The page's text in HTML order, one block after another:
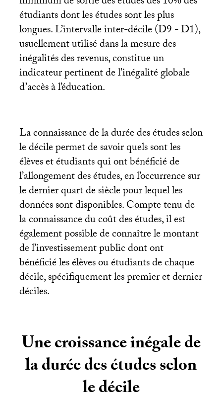
étudiants dont les études sont les plus
longues. L’intervalle inter-décile (D9 - D1),
usuellement utilisé dans la mesure des
inégalités des revenus, constitue un
indicateur pertinent de l’inégalité globale
d’accès à l’éducation.
La connaissance de la durée des études selon
le décile permet de savoir quels sont les
élèves et étudiants qui ont bénéficié de
l’allongement des études, en l’occurrence sur
le dernier quart de siècle pour lequel les
données sont disponibles. Compte tenu de
la connaissance du coût des études, il est
également possible de connaître le montant
de l’investissement public dont ont
bénéficié les élèves ou étudiants de chaque
décile, spécifiquement les premier et dernier
déciles.
Une croissance inégale de
la durée des études selon
le décile